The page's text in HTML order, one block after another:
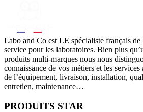
Labo and Co est LE spécialiste français de
service pour les laboratoires. Bien plus
produits multi-marques nous nous
connaissance de vos métiers et les
de l’équipement, livraison, installation,
entretien, maintenance…
PRODUITS STAR